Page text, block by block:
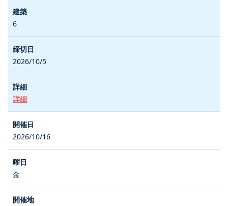
6
2026/10/5
詳細
2026/10/16
金